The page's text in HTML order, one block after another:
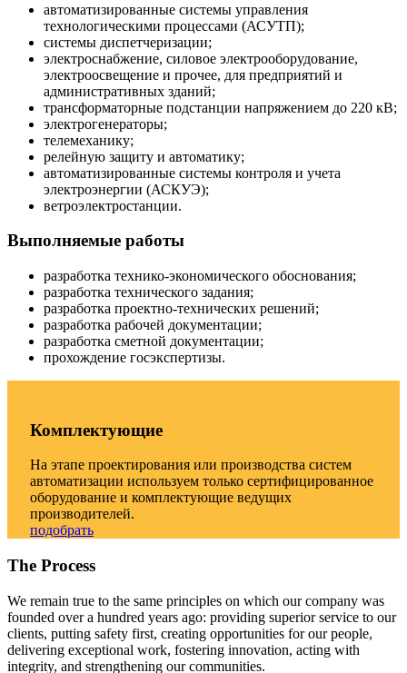
автоматизированные системы управления
технологическими процессами (АСУТП);
системы диспетчеризации;
электроснабжение, силовое электрооборудование,
электроосвещение и прочее, для предприятий и
административных зданий;
трансформаторные подстанции напряжением до 220 кВ;
электрогенераторы;
телемеханику;
релейную защиту и автоматику;
автоматизированные системы контроля и учета
электроэнергии (АСКУЭ);
ветроэлектростанции.
Выполняемые работы
разработка технико-экономического обоснования;
разработка технического задания;
разработка проектно-технических решений;
разработка рабочей документации;
разработка сметной документации;
прохождение госэкспертизы.
Комплектующие
На этапе проектирования или производства систем
автоматизации используем только сертифицированное
оборудование и комплектующие ведущих
производителей.
подобрать
The Process
We remain true to the same principles on which our company was
founded over a hundred years ago: providing superior service to our
clients, putting safety first, creating opportunities for our people,
delivering exceptional work, fostering innovation, acting with
integrity, and strengthening our communities.